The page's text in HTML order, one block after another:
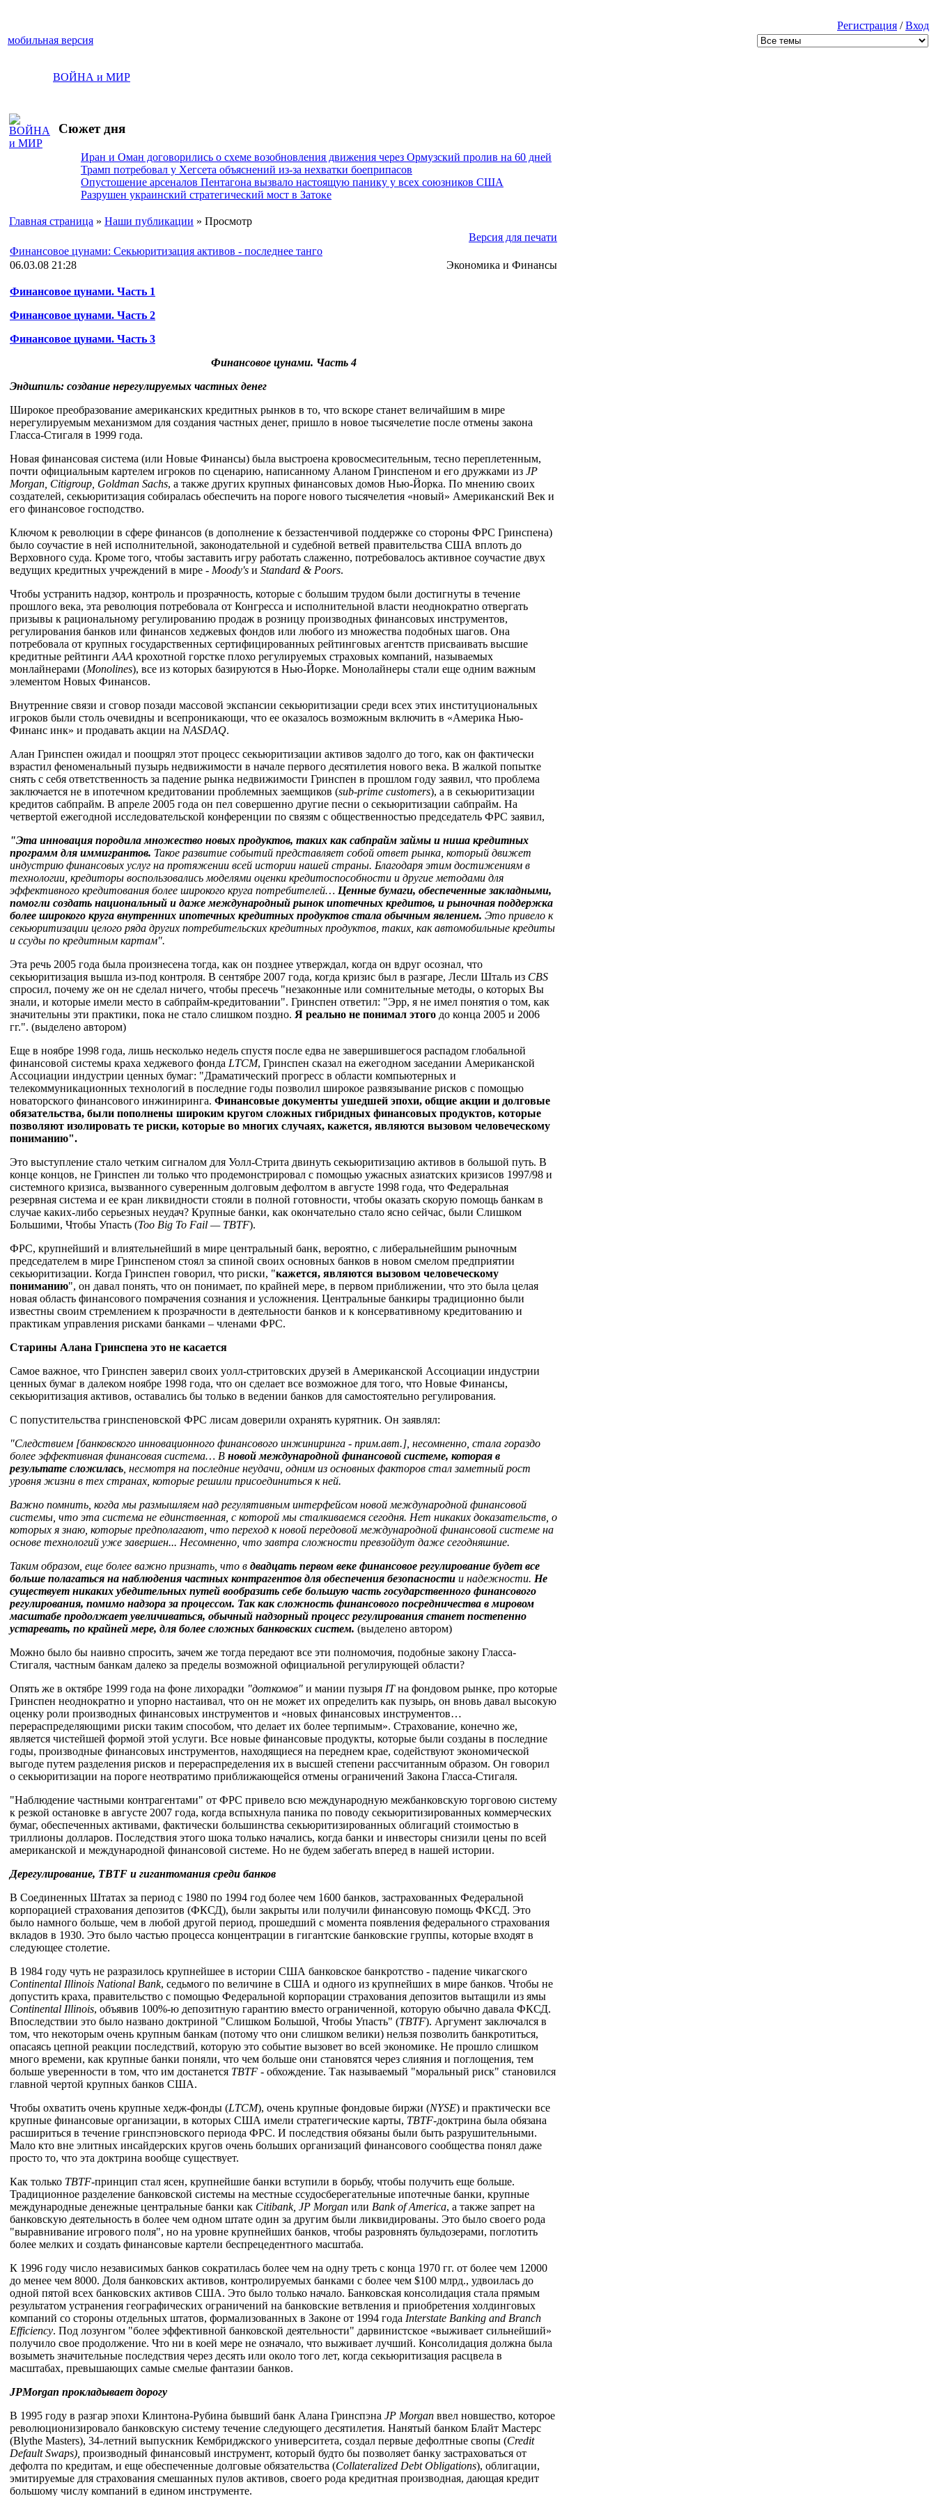
Регистрация /Вход
мобильная версия
ВОЙНА и МИР
Сюжет дня
Иран и Оман договорились о схеме возобновления движения через Ормузский пролив на 60 дней
Трамп потребовал у Хегсета объяснений из-за нехватки боеприпасов
Опустошение арсеналов Пентагона вызвало настоящую панику у всех союзников США
Разрушен украинский стратегический мост в Затоке
Главная страница » Наши публикации » Просмотр
Версия для печати
Финансовое цунами: Секьюритизация активов - последнее танго
06.03.08 21:28
Экономика и Финансы
Финансовое цунами. Часть 1
Финансовое цунами. Часть 2
Финансовое цунами. Часть 3
Финансовое цунами. Часть 4
Эндшпиль: создание нерегулируемых частных денег
Широкое преобразование американских кредитных рынков в то, что вскоре станет величайшим в мире
нерегулируемым механизмом для создания частных денег, пришло в новое тысячелетие после отмены закона
Гласса-Стигаля в 1999 года.
Новая финансовая система (или Новые Финансы) была выстроена кровосмесительным, тесно переплетенным,
почти официальным картелем игроков по сценарию, написанному Аланом Гринспеном и его дружками из JP
Morgan, Citigroup, Goldman Sachs, а также других крупных финансовых домов Нью-Йорка. По мнению своих
создателей, секьюритизация собиралась обеспечить на пороге нового тысячелетия «новый» Американский Век и
его финансовое господство.
Ключом к революции в сфере финансов (в дополнение к беззастенчивой поддержке со стороны ФРС Гринспена)
было соучастие в ней исполнительной, законодательной и судебной ветвей правительства США вплоть до
Верховного суда. Кроме того, чтобы заставить игру работать слаженно, потребовалось активное соучастие двух
ведущих кредитных учреждений в мире - Moody's и Standard & Poors.
Чтобы устранить надзор, контроль и прозрачность, которые с большим трудом были достигнуты в течение
прошлого века, эта революция потребовала от Конгресса и исполнительной власти неоднократно отвергать
призывы к рациональному регулированию продаж в розницу производных финансовых инструментов,
регулирования банков или финансов хеджевых фондов или любого из множества подобных шагов. Она
потребовала от крупных государственных сертифицированных рейтинговых агентств присваивать высшие
кредитные рейтинги AAA крохотной горстке плохо регулируемых страховых компаний, называемых
монлайнерами (Monolines), все из которых базируются в Нью-Йорке. Монолайнеры стали еще одним важным
элементом Новых Финансов.
Внутренние связи и сговор позади массовой экспансии секьюритизации среди всех этих институциональных
игроков были столь очевидны и всепроникающи, что ее оказалось возможным включить в «Америка Нью-
Финанс инк» и продавать акции на NASDAQ.
Алан Гринспен ожидал и поощрял этот процесс секьюритизации активов задолго до того, как он фактически
взрастил феноменальный пузырь недвижимости в начале первого десятилетия нового века. В жалкой попытке
снять с себя ответственность за падение рынка недвижимости Гринспен в прошлом году заявил, что проблема
заключается не в ипотечном кредитовании проблемных заемщиков (sub-prime customers), а в секьюритизации
кредитов сабпрайм. В апреле 2005 года он пел совершенно другие песни о секьюритизации сабпрайм. На
четвертой ежегодной исследовательской конференции по связям с общественностью председатель ФРС заявил,
"Эта инновация породила множество новых продуктов, таких как сабпрайм займы и ниша кредитных
программ для иммигрантов. Такое развитие событий представляет собой ответ рынка, который движет
индустрию финансовых услуг на протяжении всей истории нашей страны. Благодаря этим достижениям в
технологии, кредиторы воспользовались моделями оценки кредитоспособности и другие методами для
эффективного кредитования более широкого круга потребителей… Ценные бумаги, обеспеченные закладными,
помогли создать национальный и даже международный рынок ипотечных кредитов, и рыночная поддержка
более широкого круга внутренних ипотечных кредитных продуктов стала обычным явлением. Это привело к
секьюритизации целого ряда других потребительских кредитных продуктов, таких, как автомобильные кредиты
и ссуды по кредитным картам".
Эта речь 2005 года была произнесена тогда, как он позднее утверждал, когда он вдруг осознал, что
секьюритизация вышла из-под контроля. В сентябре 2007 года, когда кризис был в разгаре, Лесли Шталь из CBS
спросил, почему же он не сделал ничего, чтобы пресечь "незаконные или сомнительные методы, о которых Вы
знали, и которые имели место в сабпрайм-кредитовании". Гринспен ответил: "Эрр, я не имел понятия о том, как
значительны эти практики, пока не стало слишком поздно. Я реально не понимал этого до конца 2005 и 2006
гг.". (выделено автором)
Еще в ноябре 1998 года, лишь несколько недель спустя после едва не завершившегося распадом глобальной
финансовой системы краха хеджевого фонда LTCM, Гринспен сказал на ежегодном заседании Американской
Ассоциации индустрии ценных бумаг: "Драматический прогресс в области компьютерных и
телекоммуникационных технологий в последние годы позволил широкое развязывание рисков с помощью
новаторского финансового инжиниринга. Финансовые документы ушедшей эпохи, общие акции и долговые
обязательства, были пополнены широким кругом сложных гибридных финансовых продуктов, которые
позволяют изолировать те риски, которые во многих случаях, кажется, являются вызовом человеческому
пониманию".
Это выступление стало четким сигналом для Уолл-Стрита двинуть секьюритизацию активов в большой путь. В
конце концов, не Гринспен ли только что продемонстрировал с помощью ужасных азиатских кризисов 1997/98 и
системного кризиса, вызванного суверенным долговым дефолтом в августе 1998 года, что Федеральная
резервная система и ее кран ликвидности стояли в полной готовности, чтобы оказать скорую помощь банкам в
случае каких-либо серьезных неудач? Крупные банки, как окончательно стало ясно сейчас, были Слишком
Большими, Чтобы Упасть (Too Big To Fail — TBTF).
ФРС, крупнейший и влиятельнейший в мире центральный банк, вероятно, с либеральнейшим рыночным
председателем в мире Гринспеном стоял за спиной своих основных банков в новом смелом предприятии
секьюритизации. Когда Гринспен говорил, что риски, "кажется, являются вызовом человеческому
пониманию", он давал понять, что он понимает, по крайней мере, в первом приближении, что это была целая
новая область финансового помрачения сознания и усложнения. Центральные банкиры традиционно были
известны своим стремлением к прозрачности в деятельности банков и к консервативному кредитованию и
практикам управления рисками банками – членами ФРС.
Старины Алана Гринспена это не касается
Самое важное, что Гринспен заверил своих уолл-стритовских друзей в Американской Ассоциации индустрии
ценных бумаг в далеком ноябре 1998 года, что он сделает все возможное для того, что Новые Финансы,
секьюритизация активов, оставались бы только в ведении банков для самостоятельно регулирования.
С попустительства гринспеновской ФРС лисам доверили охранять курятник. Он заявлял:
"Следствием [банковского инновационного финансового инжиниринга - прим.авт.], несомненно, стала гораздо
более эффективная финансовая система… В новой международной финансовой системе, которая в
результате сложилась , несмотря на последние неудачи, одним из основных факторов стал заметный рост
уровня жизни в тех странах, которые решили присоединиться к ней.
Важно помнить, когда мы размышляем над регулятивным интерфейсом новой международной финансовой
системы, что эта система не единственная, с которой мы сталкиваемся сегодня. Нет никаких доказательств, о
которых я знаю, которые предполагают, что переход к новой передовой международной финансовой системе на
основе технологий ужезавершен... Несомненно, что завтра сложности превзойдут даже сегодняшние.
Таким образом, еще более важно признать, что в двадцать первом веке финансовое регулирование будет все
больше полагаться на наблюдения частных контрагентов для обеспечения безопасности и надежности. Не
существует никаких убедительных путей вообразить себе большую часть государственного финансового
регулирования, помимо надзора за процессом. Так как сложность финансового посредничества в мировом
масштабе продолжает увеличиваться, обычный надзорный процесс регулирования станет постепенно
устаревать, по крайней мере, для более сложных банковских систем. (выделено автором)
Можно было бы наивно спросить, зачем же тогда передают все эти полномочия, подобные закону Гласса-
Стигаля, частным банкам далеко за пределы возможной официальной регулирующей области?
Опять же в октябре 1999 года на фоне лихорадки "доткомов" и мании пузыря ITна фондовом рынке, про которые
Гринспен неоднократно и упорно настаивал, что он не может их определить как пузырь, он вновь давал высокую
оценку роли производных финансовых инструментов и «новых финансовых инструментов…
перераспределяющими риски таким способом, что делает их более терпимым». Страхование, конечно же,
является чистейшей формой этой услуги. Все новые финансовые продукты, которые были созданы в последние
годы, производные финансовых инструментов, находящиеся на переднем крае, содействуют экономической
выгоде путем разделения рисков и перераспределения их в высшей степени рассчитанным образом. Он говорил
о секьюритизации на пороге неотвратимо приближающейся отмены ограничений Закона Гласса-Стигаля.
"Наблюдение частными контрагентами" от ФРС привело всю международную межбанковскую торговою систему
к резкой остановке в августе 2007 года, когда вспыхнула паника по поводу секьюритизированных коммерческих
бумаг, обеспеченных активами, фактически большинства секьюритизированных облигаций стоимостью в
триллионы долларов. Последствия этого шока только начались, когда банки и инвесторы снизили цены по всей
американской и международной финансовой системе. Но не будем забегать вперед в нашей истории.
Дерегулирование, TBTF и гигантомания среди банков
В Соединенных Штатах за период с 1980 по 1994 год более чем 1600 банков, застрахованных Федеральной
корпорацией страхования депозитов (ФКСД), были закрыты или получили финансовую помощь ФКСД. Это
было намного больше, чем в любой другой период, прошедший с момента появления федерального страхования
вкладов в 1930. Это было частью процесса концентрации в гигантские банковские группы, которые входят в
следующее столетие.
В 1984 году чуть не разразилось крупнейшее в истории США банковское банкротство - падение чикагского
Continental Illinois National Bank, седьмого по величине в США и одного из крупнейших в мире банков. Чтобы не
допустить краха, правительство с помощью Федеральной корпорации страхования депозитов вытащили из ямы
Continental Illinois, объявив 100%-ю депозитную гарантию вместо ограниченной, которую обычно давала ФКСД.
Впоследствии это было названо доктриной "Слишком Большой, Чтобы Упасть" (TBTF). Аргумент заключался в
том, что некоторым очень крупным банкам (потому что они слишком велики) нельзя позволить банкротиться,
опасаясь цепной реакции последствий, которую это событие вызовет во всей экономике. Не прошло слишком
много времени, как крупные банки поняли, что чем больше они становятся через слияния и поглощения, тем
больше уверенности в том, что им достанется TBTF - обхождение. Так называемый "моральный риск" становился
главной чертой крупных банков США.
Чтобы охватить очень крупные хедж-фонды (LTCM), очень крупные фондовые биржи (NYSE) и практически все
крупные финансовые организации, в которых США имели стратегические карты, TBTF-доктрина была обязана
расшириться в течение гринспэновского периода ФРС. И последствия обязаны были быть разрушительными.
Мало кто вне элитных инсайдерских кругов очень больших организаций финансового сообщества понял даже
просто то, что эта доктрина вообще существует.
Как только TBTF-принцип стал ясен, крупнейшие банки вступили в борьбу, чтобы получить еще больше.
Традиционное разделение банковской системы на местные ссудосберегательные ипотечные банки, крупные
международные денежные центральные банки как Citibank, JP Morgan или BankofAmerica, а также запрет на
банковскую деятельность в более чем одном штате один за другим были ликвидированы. Это было своего рода
"выравнивание игрового поля", но на уровне крупнейших банков, чтобы разровнять бульдозерами, поглотить
более мелких и создать финансовые картели беспрецедентного масштаба.
К 1996 году число независимых банков сократилась более чем на одну треть с конца 1970 гг. от более чем 12000
до менее чем 8000. Доля банковских активов, контролируемых банками с более чем $100 млрд., удвоилась до
одной пятой всех банковских активов США. Это было только начало. Банковская консолидация стала прямым
результатом устранения географических ограничений на банковские ветвления и приобретения холдинговых
компаний со стороны отдельных штатов, формализованных в Законе от 1994 года Interstate Banking and Branch
Efficiency. Под лозунгом "более эффективной банковской деятельности" дарвинистское «выживает сильнейший»
получило свое продолжение. Что ни в коей мере не означало, что выживает лучший. Консолидация должна была
возыметь значительные последствия через десять или около того лет, когда секьюритизация расцвела в
масштабах, превышающих самые смелые фантазии банков.
JPMorgan прокладывает дорогу
В 1995 году в разгар эпохи Клинтона-Рубина бывший банк Алана Гринспэна JP Morgan ввел новшество, которое
революционизировало банковскую систему течение следующего десятилетия. Нанятый банком Блайт Мастерс
(Blythe Masters), 34-летний выпускник Кембриджского университета, создал первые дефолтные свопы (Credit
DefaultSwaps), производный финансовый инструмент, который будто бы позволяет банку застраховаться от
дефолта по кредитам, и еще обеспеченные долговые обязательства (Collateralized DebtObligations), облигации,
эмитируемые для страхования смешанных пулов активов, своего рода кредитная производная, дающая кредит
большому числу компаний в едином инструменте.